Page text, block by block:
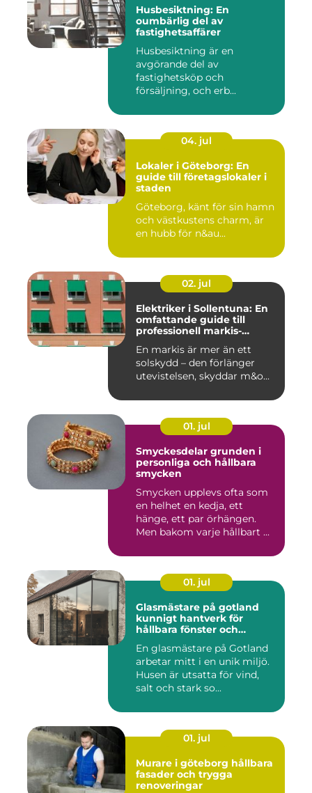
Husbesiktning: En
oumbärlig del av
fastighetsaffärer
Husbesiktning är en
avgörande del av
fastighetsköp och
försäljning, och erb...
04. jul
Lokaler i Göteborg: En
guide till företagslokaler i
staden
Göteborg, känt för sin hamn
och västkustens charm, är
en hubb för n&au...
02. jul
Elektriker i Sollentuna: En
omfattande guide till
professionell markis-
En markis är mer än ett
solskydd – den förlänger
utevistelsen, skyddar m&o...
01. jul
Smyckesdelar grunden i
personliga och hållbara
smycken
Smycken upplevs ofta som
en helhet en kedja, ett
hänge, ett par örhängen.
Men bakom varje hållbart ...
01. jul
Glasmästare på gotland
kunnigt hantverk för
hållbara fönster och
En glasmästare på Gotland
arbetar mitt i en unik miljö.
Husen är utsatta för vind,
salt och stark so...
01. jul
Murare i göteborg hållbara
fasader och trygga
renoveringar